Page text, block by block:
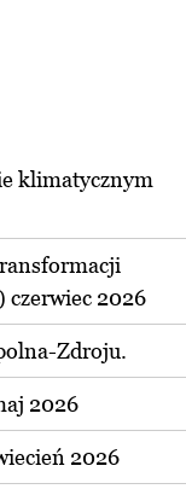
klimatycznym
czerwiec 2026
Zdroju.
2026
2026